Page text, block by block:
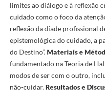
limites ao diálogo e à reflexão
cuidado como o foco da
reflexão da díade profissional
epistemológica do cuidado, a
do Destino”.Materiais e
fundamentado na Teoria de
modos de ser com o outro,
não-cuidar.Resultados e